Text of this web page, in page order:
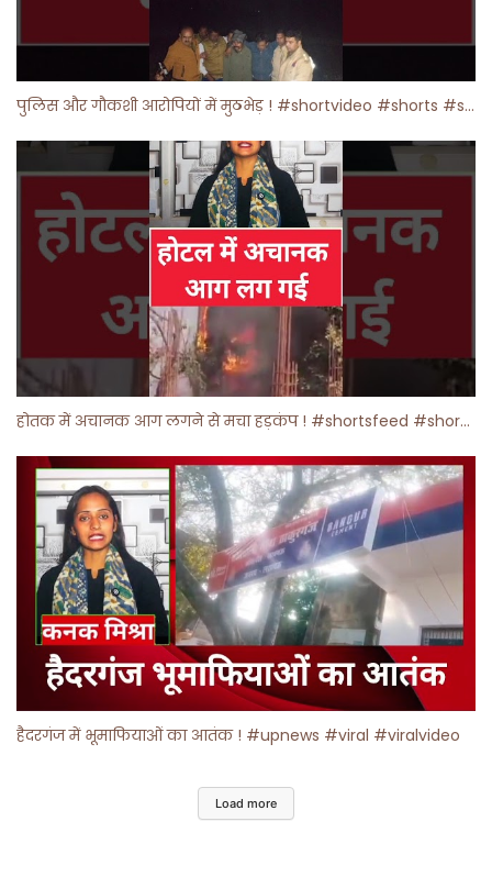
पुलिस और गौकशी आरोपियों में मुठभेड़ ! #shortvideo #shorts #shortsfeed
होतक में अचानक आग लगने से मचा हड़कंप ! #shortsfeed #shorts #viralshorts
हैदरगंज में भूमाफियाओं का आतंक ! #upnews #viral #viralvideo
Load more